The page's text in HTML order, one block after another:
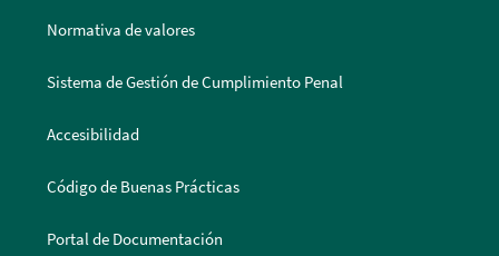
Normativa de valores
Sistema de Gestión de Cumplimiento Penal
Accesibilidad
Código de Buenas Prácticas
Portal de Documentación